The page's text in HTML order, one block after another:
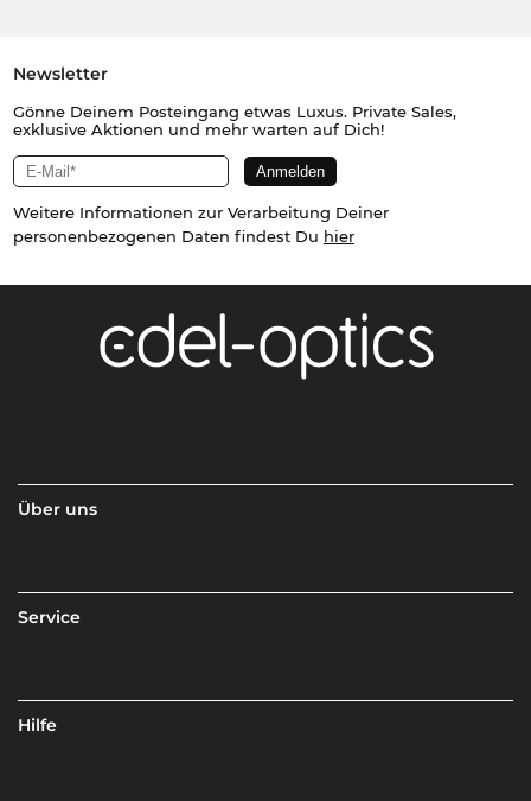
Newsletter
Gönne Deinem Posteingang etwas Luxus. Private Sales,
exklusive Aktionen und mehr warten auf Dich!
Weitere Informationen zur Verarbeitung Deiner
personenbezogenen Daten findest Du hier
Über uns
Service
Hilfe